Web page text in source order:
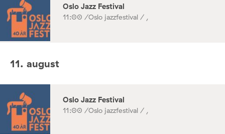
Oslo Jazz Festival
11:00 /Oslo jazzfestival / ,
11. august
Oslo Jazz Festival
11:00 /Oslo jazzfestival / ,